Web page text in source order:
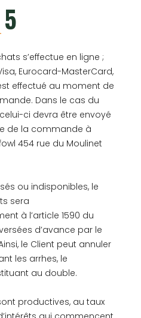
s’effectue en ligne ;
Eurocard-MasterCard,
effectué au moment de
Dans le cas du
ci devra être envoyé
de la commande à
454 rue du Moulinet
ou indisponibles, le
sera
à l’article 1590 du
d’avance par le
le Client peut annuler
les arrhes, le
au double.
productives, au taux